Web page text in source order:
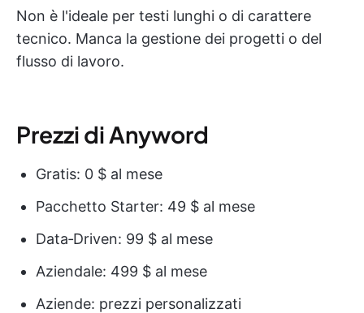
Non è l'ideale per testi lunghi o di carattere
tecnico. Manca la gestione dei progetti o del
flusso di lavoro.
Prezzi di Anyword
Gratis: 0 $ al mese
Pacchetto Starter: 49 $ al mese
Data‑Driven: 99 $ al mese
Aziendale: 499 $ al mese
Aziende: prezzi personalizzati